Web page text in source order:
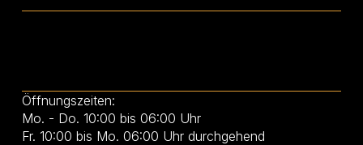
Öffnungszeiten:
Mo. - Do. 10:00 bis 06:00 Uhr
Fr. 10:00 bis Mo. 06:00 Uhr durchgehend